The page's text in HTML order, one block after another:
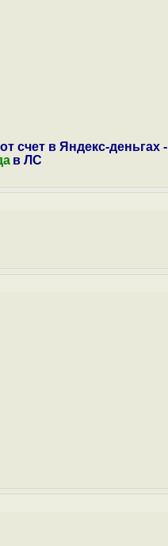
счет в Яндекс-деньгах -
в ЛС